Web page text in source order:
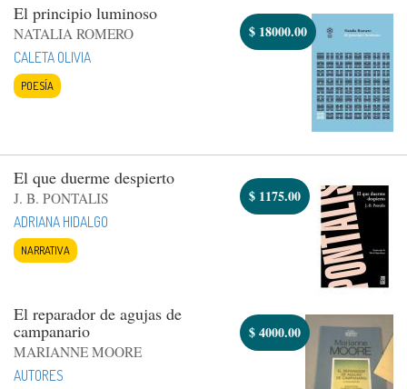
El principio luminoso
NATALIA ROMERO
CALETA OLIVIA
POESÍA
$ 18000.00
El que duerme despierto
J. B. PONTALIS
ADRIANA HIDALGO
NARRATIVA
$ 1175.00
El reparador de agujas de
campanario
MARIANNE MOORE
AUTORES
$4000.00